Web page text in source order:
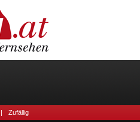
| Zufällig